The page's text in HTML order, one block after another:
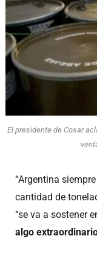
El presidente de Cosar
“Argentina
cantidad de
“se va a sostener
algo